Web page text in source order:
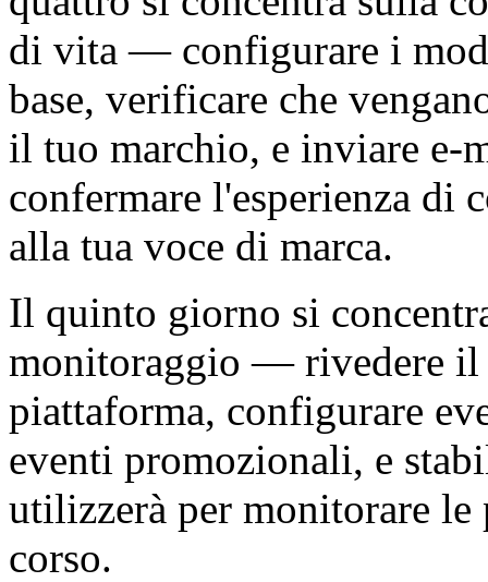
di vita — configurare i
base, verificare che
il tuo marchio, e inviare e-
confermare l'esperienza di
alla tua voce di marca.
Il quinto giorno si
monitoraggio — rivedere il
piattaforma, configurare
eventi promozionali, e
utilizzerà per monitorare
corso.